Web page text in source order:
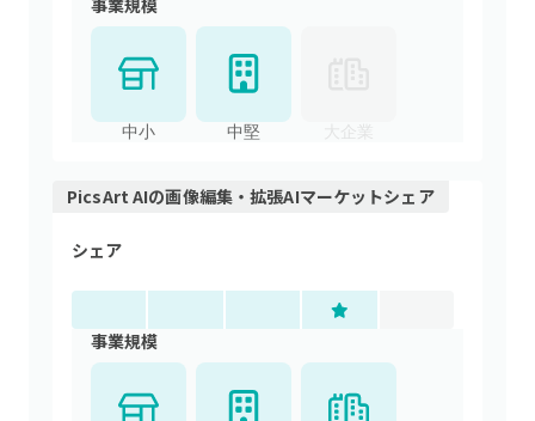
事業規模
中小 中堅 大企業
PicsArt AIの画像編集・拡張AIマーケットシェア
シェア
事業規模